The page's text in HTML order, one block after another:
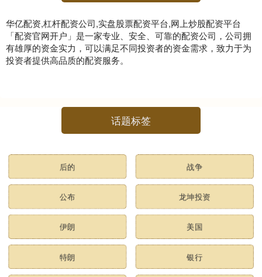
华亿配资,杠杆配资公司,实盘股票配资平台,网上炒股配资平台
「配资官网开户」是一家专业、安全、可靠的配资公司，公司拥
有雄厚的资金实力，可以满足不同投资者的资金需求，致力于为
投资者提供高品质的配资服务。
话题标签
后的 战争
公布 龙坤投资
伊朗 美国
特朗 银行